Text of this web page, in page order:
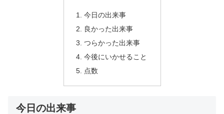
今日の出来事
良かった出来事
つらかった出来事
今後にいかせること
点数
今日の出来事